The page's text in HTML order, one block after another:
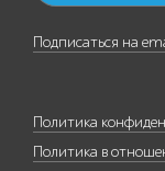
Подписаться на
Политика
Политика в